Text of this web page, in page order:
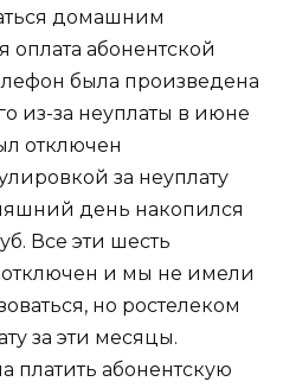
домашним
абонентской
была произведена
из-за неуплаты в июне
отключен
за неуплату
день накопился
Все эти шесть
и мы не имели
но ростелеком
за эти месяцы.
платить абонентскую